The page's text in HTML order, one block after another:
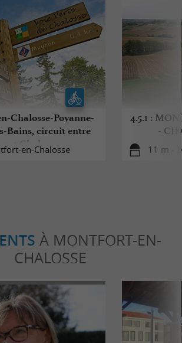
Chalosse-Poyanne-
Bains, circuit entre
et Chalosse
en-Chalosse
4.5.1 :
-
11 m -
À MONTFORT-EN-
CHALOSSE